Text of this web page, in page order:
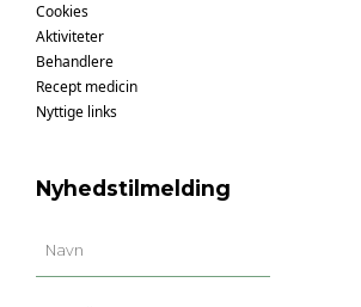
Cookies
Aktiviteter
Behandlere
Recept medicin
Nyttige links
Nyhedstilmelding